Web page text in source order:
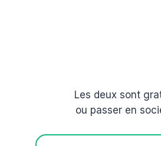
Les deux sont
ou passer en